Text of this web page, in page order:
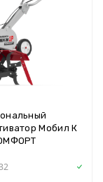
Мобил К